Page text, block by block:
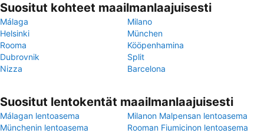
Suositut kohteet maailmanlaajuisesti
Málaga
Milano
Helsinki
München
Rooma
Kööpenhamina
Dubrovnik
Split
Nizza
Barcelona
Suositut lentokentät maailmanlaajuisesti
Málagan lentoasema
Milanon Malpensan lentoasema
Münchenin lentoasema
Rooman Fiumicinon lentoasema